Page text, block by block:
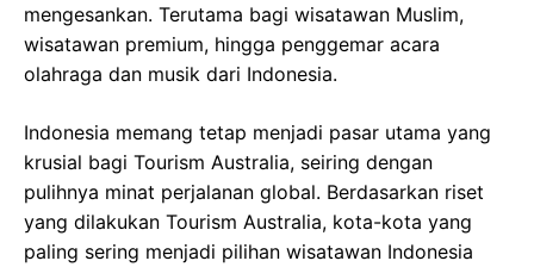
mengesankan. Terutama bagi wisatawan Muslim,
wisatawan premium, hingga penggemar acara
olahraga dan musik dari Indonesia.
Indonesia memang tetap menjadi pasar utama yang
krusial bagi Tourism Australia, seiring dengan
pulihnya minat perjalanan global. Berdasarkan riset
yang dilakukan Tourism Australia, kota-kota yang
paling sering menjadi pilihan wisatawan Indonesia